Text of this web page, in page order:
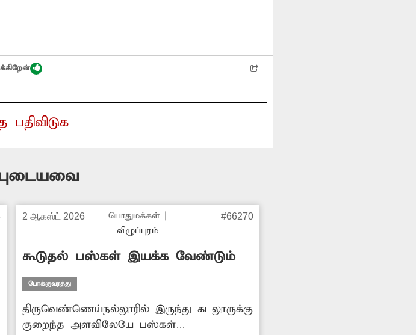
பதிவிடுக
2 ஆகஸ்ட் 2026 பொதுமக்கள்
விழுப்புரம்
#66270
கூடுதல் பஸ்கள் இயக்க வேண்டும்
போக்குவரத்து
திருவெண்ணெய்நல்லூரில் இருந்து கடலூருக்கு
குறைந்த அளவிலேயே பஸ்கள்